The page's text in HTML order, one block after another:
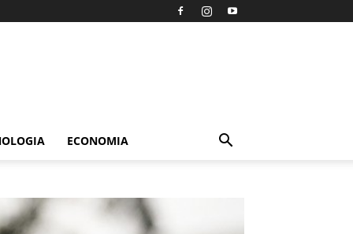
ECONOMIA